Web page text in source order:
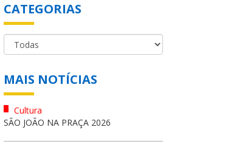
CATEGORIAS
MAIS NOTÍCIAS
Cultura
SÃO JOÃO NA PRAÇA 2026